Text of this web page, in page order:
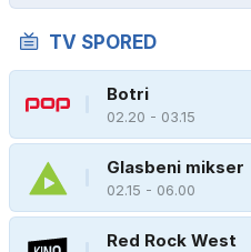
TV SPORED
Botri
02.20 - 03.15
Glasbeni mikser
02.15 - 06.00
Red Rock West